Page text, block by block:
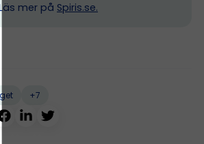
mer på Spiris.se.
+7